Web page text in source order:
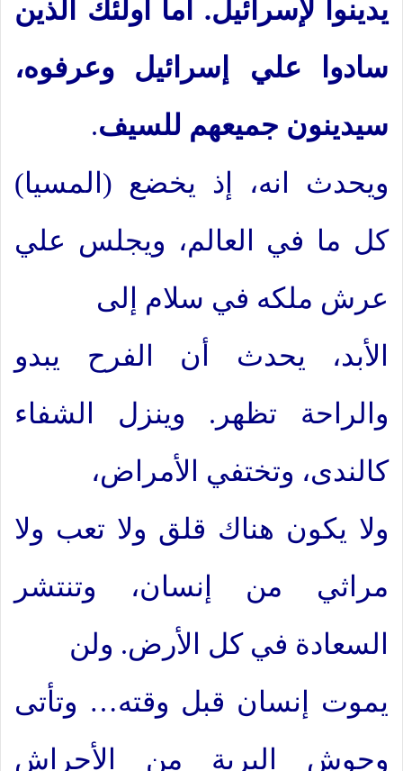
يدينوا لإسرائيل. أما أولئك الذين
سادوا علي إسرائيل وعرفوه،
سيدينون جميعهم للسيف.
ويحدث انه، إذ يخضع (المسيا)
كل ما في العالم، ويجلس علي
عرش ملكه في سلام إلى
الأبد، يحدث أن الفرح يبدو
والراحة تظهر. وينزل الشفاء
كالندى، وتختفي الأمراض،
ولا يكون هناك قلق ولا تعب ولا
مراثي من إنسان، وتنتشر
السعادة في كل الأرض. ولن
يموت إنسان قبل وقته… وتأتى
وحوش البرية من الأحراش